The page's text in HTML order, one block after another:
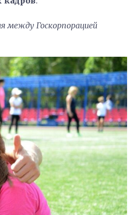
между Госкорпорацией